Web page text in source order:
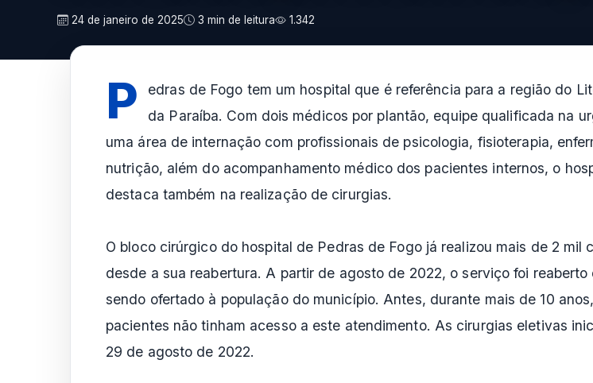
24 de janeiro de 2025 3 min de leitura 1.342
P
edras de Fogo tem um hospital que é referência para a região do
da Paraíba. Com dois médicos por plantão, equipe qualificada na
uma área de internação com profissionais de psicologia, fisioterapia,
nutrição, além do acompanhamento médico dos pacientes internos, o
destaca também na realização de cirurgias.
O bloco cirúrgico do hospital de Pedras de Fogo já realizou mais de 2 mil
desde a sua reabertura. A partir de agosto de 2022, o serviço foi reaberto
sendo ofertado à população do município. Antes, durante mais de 10
pacientes não tinham acesso a este atendimento. As cirurgias eletivas
29 de agosto de 2022.